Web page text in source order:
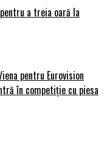
a treia oară la
pentru Eurovision
în competiție cu piesa